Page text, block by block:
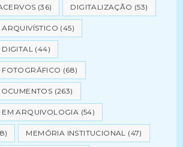
(36) DIGITALIZAÇÃO (53)
(45)
(44)
(68)
(263)
ARQUIVOLOGIA (54)
MEMÓRIA INSTITUCIONAL (47)